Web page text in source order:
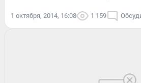
1 октября, 2014, 16:08 1 159